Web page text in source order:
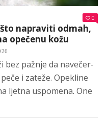
0
napraviti odmah,
opečenu kožu
bez pažnje da navečer-
i zateže. Opekline
ljetna uspomena. One